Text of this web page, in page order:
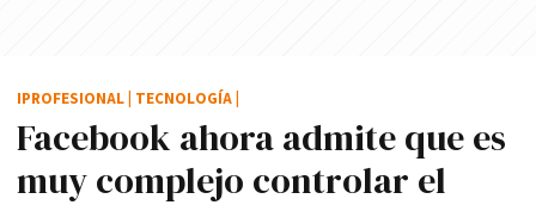
Facebook ahora admite que es
muy complejo controlar el
IPROFESIONAL TECNOLOGÍA